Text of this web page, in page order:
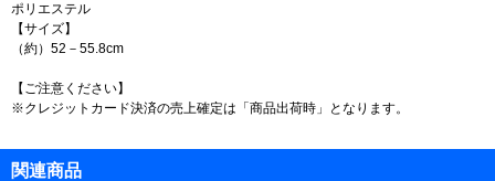
ポリエステル
【サイズ】
（約）52－55.8cm
【ご注意ください】
※クレジットカード決済の売上確定は「商品出荷時」となります。
関連商品